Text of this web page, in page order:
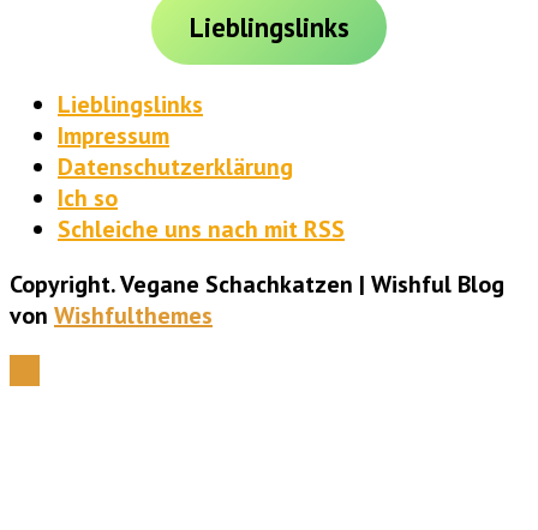
Lieblingslinks
Lieblingslinks
Impressum
Datenschutzerklärung
Ich so
Schleiche uns nach mit RSS
Copyright. Vegane Schachkatzen | Wishful Blog
von Wishfulthemes